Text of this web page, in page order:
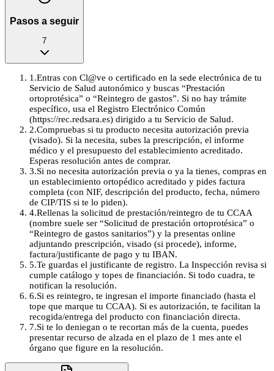
Pasos a seguir
7
1 .Entras con Cl@ve o certificado en la sede electrónica de tu
Servicio de Salud autonómico y buscas “Prestación
ortoprotésica” o “Reintegro de gastos”. Si no hay trámite
específico, usa el Registro Electrónico Común
(https://rec.redsara.es) dirigido a tu Servicio de Salud.
2.Compruebas si tu producto necesita autorización previa
(visado). Si la necesita, subes la prescripción, el informe
médico y el presupuesto del establecimiento acreditado.
Esperas resolución antes de comprar.
3.Si no necesita autorización previa o ya la tienes, compras en
un establecimiento ortopédico acreditado y pides factura
completa (con NIF, descripción del producto, fecha, número
de CIP/TIS si te lo piden).
4.Rellenas la solicitud de prestación/reintegro de tu CCAA
(nombre suele ser “Solicitud de prestación ortoprotésica” o
“Reintegro de gastos sanitarios”) y la presentas online
adjuntando prescripción, visado (si procede), informe,
factura/justificante de pago y tu IBAN.
5.Te guardas el justificante de registro. La Inspección revisa si
cumple catálogo y topes de financiación. Si todo cuadra, te
notifican la resolución.
6.Si es reintegro, te ingresan el importe financiado (hasta el
tope que marque tu CCAA). Si es autorización, te facilitan la
recogida/entrega del producto con financiación directa.
7.Si te lo deniegan o te recortan más de la cuenta, puedes
presentar recurso de alzada en el plazo de 1 mes ante el
órgano que figure en la resolución.